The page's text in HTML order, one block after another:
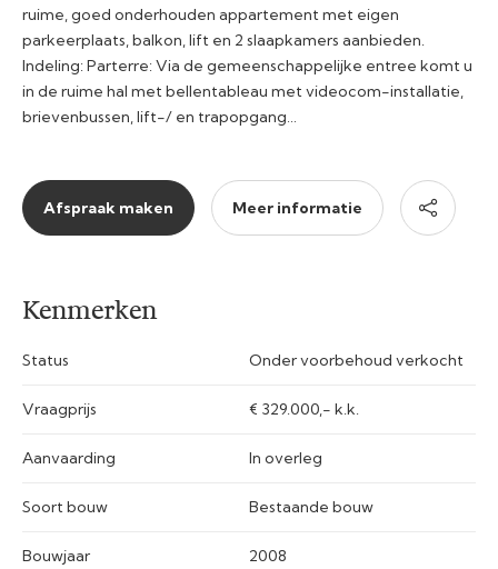
ruime, goed onderhouden appartement met eigen
parkeerplaats, balkon, lift en 2 slaapkamers aanbieden.
Indeling: Parterre: Via de gemeenschappelijke entree komt u
in de ruime hal met bellentableau met videocom-installatie,
brievenbussen, lift-/ en trapopgang…
Afspraak maken Meer informatie
Kenmerken
Status Onder voorbehoud verkocht
Vraagprijs € 329.000,- k.k.
Aanvaarding In overleg
Soort bouw Bestaande bouw
Bouwjaar 2008